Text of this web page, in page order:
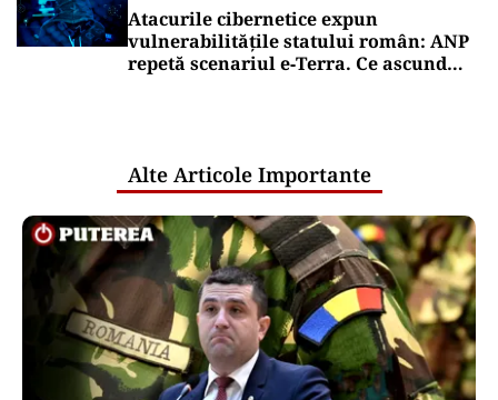
Atacurile cibernetice expun
vulnerabilitățile statului român: ANP
repetă scenariul e‑Terra. Ce ascund
Alte Articole Importante